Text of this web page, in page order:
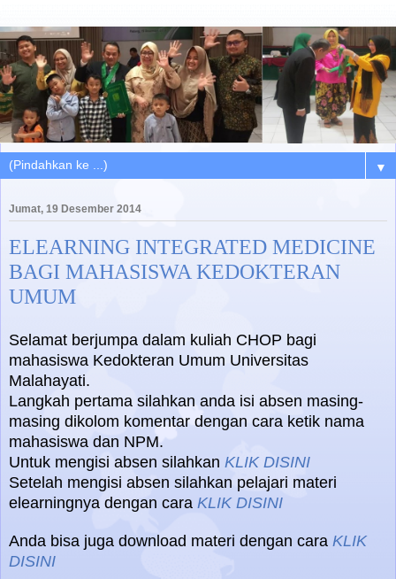
▼
Jumat, 19 Desember 2014
ELEARNING INTEGRATED MEDICINE
BAGI MAHASISWA KEDOKTERAN
UMUM
Selamat berjumpa dalam kuliah CHOP bagi
mahasiswa Kedokteran Umum Universitas
Malahayati.
Langkah pertama silahkan anda isi absen masing-
masing dikolom komentar dengan cara ketik nama
mahasiswa dan NPM.
Untuk mengisi absen silahkan KLIK DISINI
Setelah mengisi absen silahkan pelajari materi
elearningnya dengan cara KLIK DISINI
Anda bisa juga download materi dengan cara KLIK
DISINI